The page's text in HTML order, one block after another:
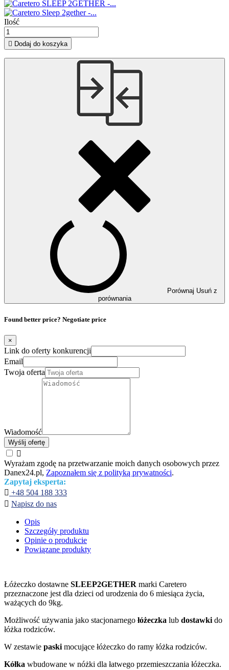
Ilość
 Dodaj do koszyka
Porównaj Usuń z
porównania
Found better price? Negotiate price
×
Link do oferty konkurencji
Email
Twoja oferta
Wiadomość
Wyślij ofertę

Wyrażam zgodę na przetwarzanie moich danych osobowych przez
Danex24.pl, Zapoznałem się z polityką prywatności.
Zapytaj eksperta:
 +48 504 188 333
 Napisz do nas
Opis
Szczegóły produktu
Opinie o produkcie
Powiązane produkty
Łóżeczko dostawne SLEEP2GETHER marki Caretero
przeznaczone jest dla dzieci od urodzenia do 6 miesiąca życia,
ważących do 9kg.
Możliwość używania jako stacjonarnego łóżeczka lub dostawki do
łóżka rodziców.
W zestawie paski mocujące łóżeczko do ramy łóżka rodziców.
Kółka wbudowane w nóżki dla łatwego przemieszczania łóżeczka.